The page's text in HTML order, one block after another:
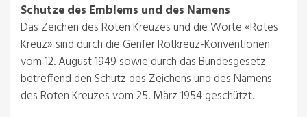
Schutze des Emblems und des Namens
Das Zeichen des Roten Kreuzes und die Worte «Rotes
Kreuz» sind durch die Genfer Rotkreuz-Konventionen
vom 12. August 1949 sowie durch das Bundesgesetz
betreffend den Schutz des Zeichens und des Namens
des Roten Kreuzes vom 25. März 1954 geschützt.